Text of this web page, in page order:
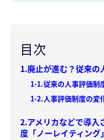
目次
1.廃止が進む？従来の
1-1.従来の人事評価制
1-2.人事評価制度の変
2.アメリカなどで導入
度「ノーレイティング」